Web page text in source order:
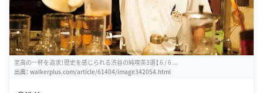
至高の一杯を追求！歴史を感じられる渋谷の純喫茶3選【 6 / 6 ...
出典： walkerplus.com/article/61404/image342054.html